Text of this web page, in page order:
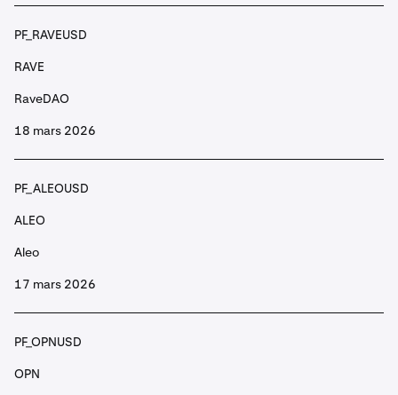
PF_ALCHUSD
ALCH
Alchemist AI
PF_ALICEUSD
ALICE
My Neighbor Alice
PF_ALTUSD
ALT
AltLayer
PF_ANIMEUSD
PF_RAVEUSD
RAVE
RaveDAO
18 mars 2026
PF_ALEOUSD
ALEO
Aleo
17 mars 2026
PF_OPNUSD
OPN